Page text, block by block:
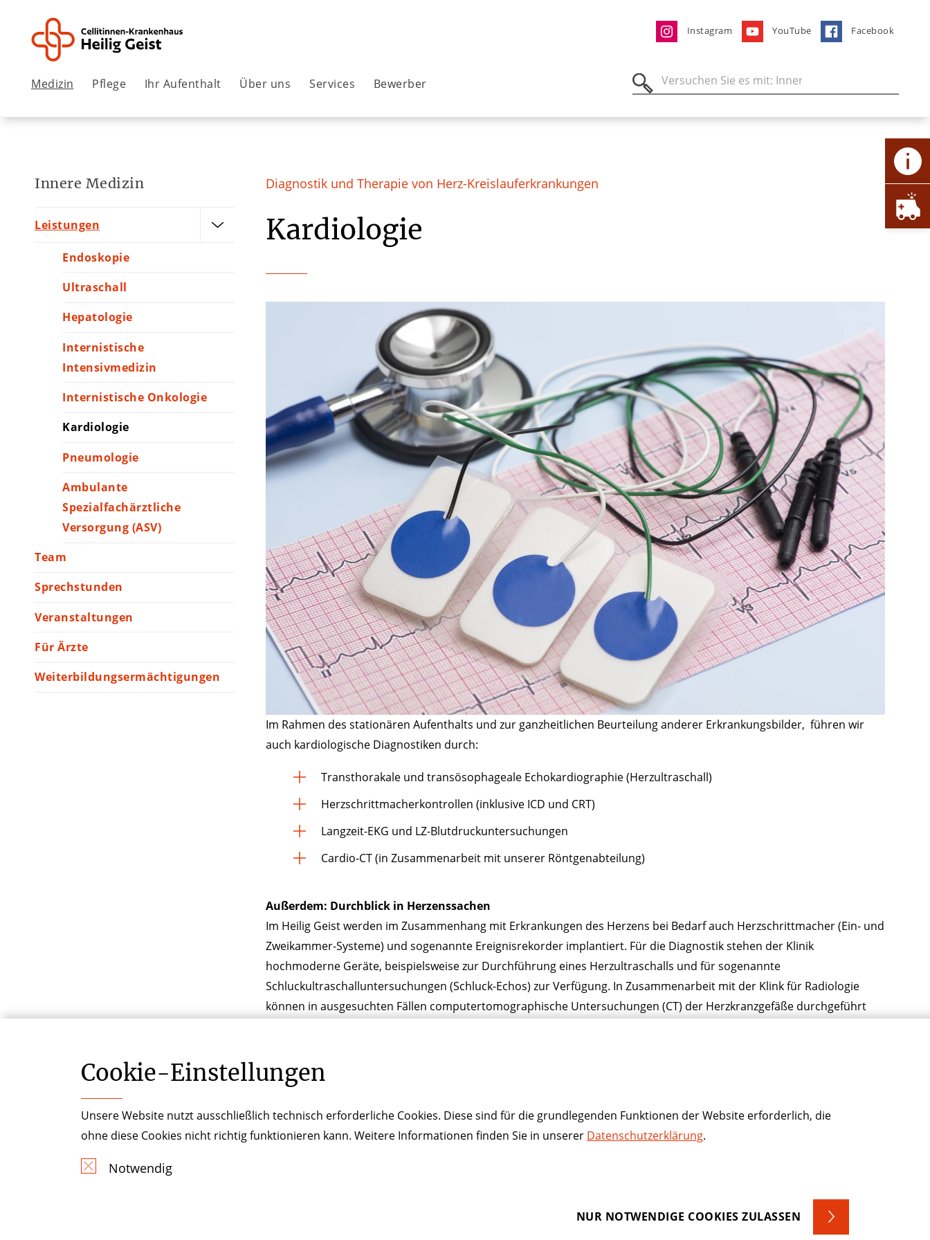
Instagram YouTube Facebook
Medizin Pflege Ihr Aufenthalt Über uns Services Bewerber
Innere Medizin
Leistungen
Endoskopie
Ultraschall
Hepatologie
Internistische
Intensivmedizin
Internistische Onkologie
Kardiologie
Pneumologie
Ambulante
Spezialfachärztliche
Versorgung (ASV)
Team
Sprechstunden
Veranstaltungen
Für Ärzte
Weiterbildungsermächtigungen
Diagnostik und Therapie von Herz-Kreislauferkrankungen
Kardiologie
Im Rahmen des stationären Aufenthalts und zur ganzheitlichen Beurteilung anderer Erkrankungsbilder, führen wir
auch kardiologische Diagnostiken durch:
Transthorakale und transösophageale Echokardiographie (Herzultraschall)
Herzschrittmacherkontrollen (inklusive ICD und CRT)
Langzeit-EKG und LZ-Blutdruckuntersuchungen
Cardio-CT (in Zusammenarbeit mit unserer Röntgenabteilung)
Außerdem: Durchblick in Herzenssachen
Im Heilig Geist werden im Zusammenhang mit Erkrankungen des Herzens bei Bedarf auch Herzschrittmacher (Ein- und
Zweikammer-Systeme) und sogenannte Ereignisrekorder implantiert. Für die Diagnostik stehen der Klinik
hochmoderne Geräte, beispielsweise zur Durchführung eines Herzultraschalls und für sogenannte
Schluckultraschalluntersuchungen (Schluck-Echos) zur Verfügung. In Zusammenarbeit mit der Klink für Radiologie
können in ausgesuchten Fällen computertomographische Untersuchungen (CT) der Herzkranzgefäße durchgeführt
nimmt das Cellitinnen-Krankenhaus Heilig Geist am Kölner Infarktmodel teil.
Impressum Hinweisgeberschutzgesetz
Cookie-­Einstellungen
Unsere Website nutzt ausschließlich technisch erforderliche Cookies. Diese sind für die grundlegenden Funktionen der Website erforderlich, die
ohne diese Cookies nicht richtig funktionieren kann. Weitere Informationen finden Sie in unserer Datenschutzerklärung.
Notwendig
NUR NOTWENDIGE COOKIES ZULASSEN